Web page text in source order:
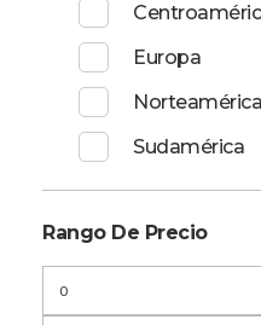
Europa
Norteamérica
Sudamérica
Rango De Precio